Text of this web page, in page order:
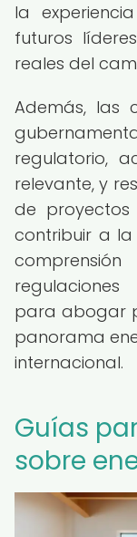
la
futuros
reales del
Además, las
regulatorio,
relevante, y
de proyectos
contribuir a
para abogar
panorama
internacional.
Guías
sobre